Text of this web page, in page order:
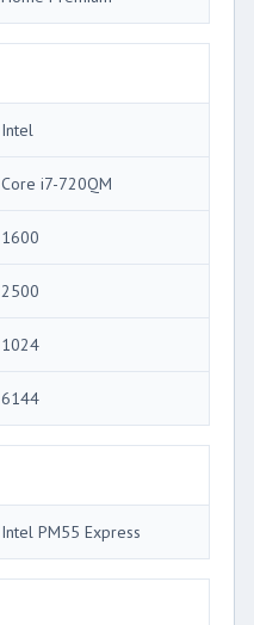
Intel
Core i7-720QM
1600
2500
1024
6144
Intel PM55 Express